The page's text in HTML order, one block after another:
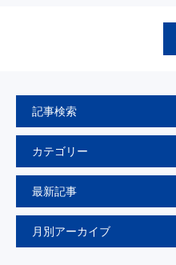
記事検索
カテゴリー
最新記事
月別アーカイブ